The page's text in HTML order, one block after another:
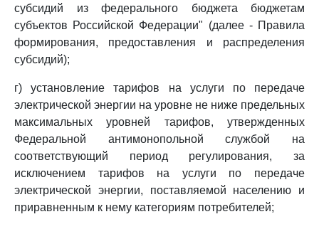
субсидий из федерального бюджета бюджетам
субъектов Российской Федерации" (далее - Правила
формирования, предоставления и распределения
субсидий);
г) установление тарифов на услуги по передаче
электрической энергии на уровне не ниже предельных
максимальных уровней тарифов, утвержденных
Федеральной антимонопольной службой на
соответствующий период регулирования, за
исключением тарифов на услуги по передаче
электрической энергии, поставляемой населению и
приравненным к нему категориям потребителей;